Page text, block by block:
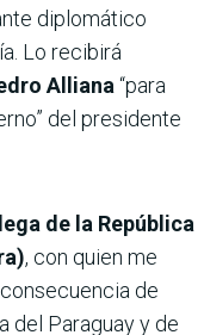
diplomático
Lo recibirá
Alliana“para
del presidente
de la República
, con quien me
de
del Paraguay y de